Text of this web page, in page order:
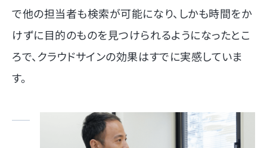
で他の担当者も検索が可能になり、しかも時間をか
けずに目的のものを見つけられるようになったとこ
ろで、クラウドサインの効果はすでに実感していま
す。